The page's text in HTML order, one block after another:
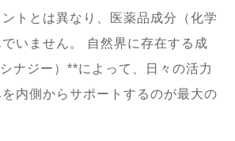
① 直後の体感（30分〜1時間
トとは異なり、医薬品成分（化学
いません。 自然界に存在する成
ナジー）**によって、日々の活力
内側からサポートするのが最大の